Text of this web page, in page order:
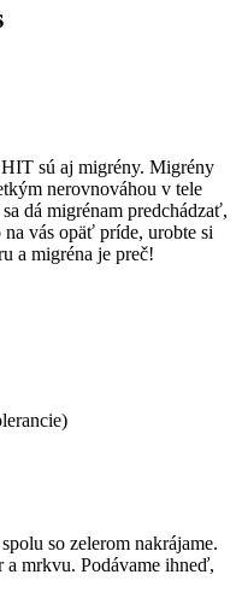
sú aj migrény. Migrény
nerovnováhou v tele
dá migrénam predchádzať,
vás opäť príde, urobte si
a migréna je preč!
so zelerom nakrájame.
mrkvu. Podávame ihneď,